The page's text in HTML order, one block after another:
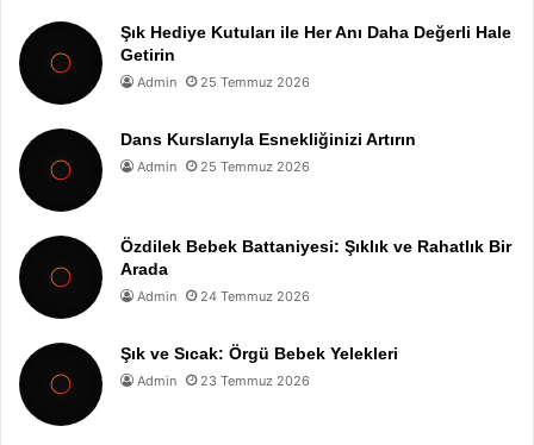
Şık Hediye Kutuları ile Her Anı Daha Değerli Hale
Getirin
Admin 25 Temmuz 2026
Dans Kurslarıyla Esnekliğinizi Artırın
Admin 25 Temmuz 2026
Özdilek Bebek Battaniyesi: Şıklık ve Rahatlık Bir
Arada
Admin 24 Temmuz 2026
Şık ve Sıcak: Örgü Bebek Yelekleri
Admin 23 Temmuz 2026